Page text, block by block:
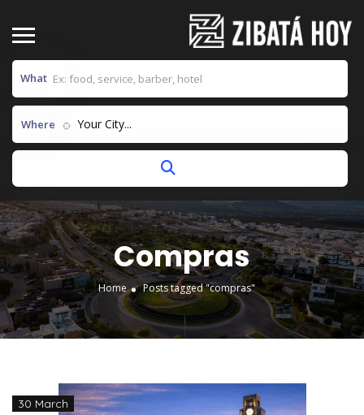
What
Where Your City...
Compras
Home Posts tagged "compras"
30 March